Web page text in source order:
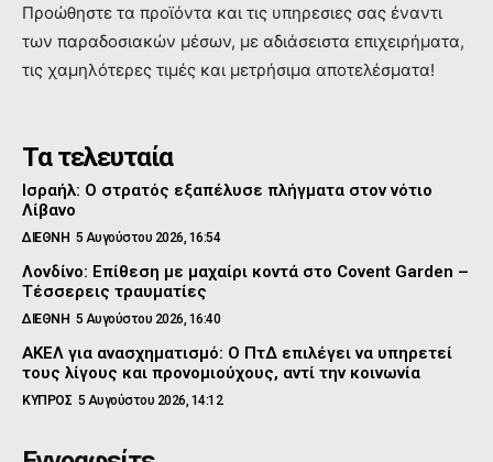
Προώθηστε τα προϊόντα και τις υπηρεσιες σας έναντι
των παραδοσιακών μέσων, με αδιάσειστα επιχειρήματα,
τις χαμηλότερες τιμές και μετρήσιμα αποτελέσματα!
Τα τελευταία
Ισραήλ: Ο στρατός εξαπέλυσε πλήγματα στον νότιο
Λίβανο
ΔΙΕΘΝΗ 5 Αυγούστου 2026, 16:54
Λονδίνο: Επίθεση με μαχαίρι κοντά στο Covent Garden –
Τέσσερεις τραυματίες
ΔΙΕΘΝΗ 5 Αυγούστου 2026, 16:40
ΑΚΕΛ για ανασχηματισμό: Ο ΠτΔ επιλέγει να υπηρετεί
τους λίγους και προνομιούχους, αντί την κοινωνία
ΚΥΠΡΟΣ 5 Αυγούστου 2026, 14:12